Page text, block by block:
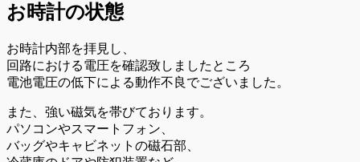
お時計の状態
お時計内部を拝見し、
回路における電圧を確認致しましたところ
電池電圧の低下による動作不良でございました。
また、強い磁気を帯びております。
パソコンやスマートフォン、
バッグやキャビネットの磁石部、